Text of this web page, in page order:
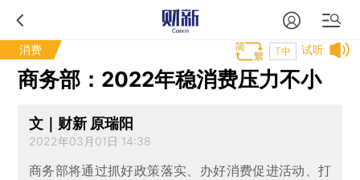
消费 试听
T中
商务部：2022年稳消费压力不小
文｜财新 原瑞阳
2022年03月01日 14:38
商务部将通过抓好政策落实、办好消费促进活动、打